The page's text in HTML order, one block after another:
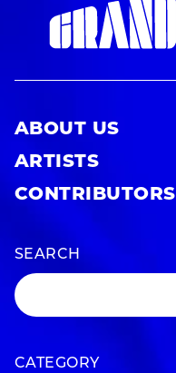
ABOUT US
ARTISTS
CONTRIBUTORS
SEARCH
CATEGORY